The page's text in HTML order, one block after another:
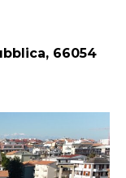
66054